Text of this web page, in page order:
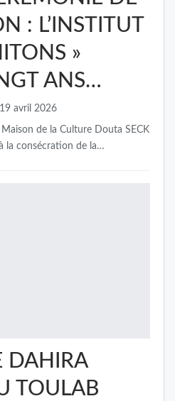
: L’INSTITUT
»
ANS…
avril 2026
de la Culture Douta SECK
la consécration de la…
DAHIRA
TOULAB